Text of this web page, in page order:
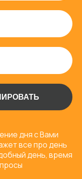
дня с Вами
все про день
день, время